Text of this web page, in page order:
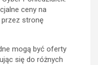
ceny na
stronę
mogą być oferty
się do różnych